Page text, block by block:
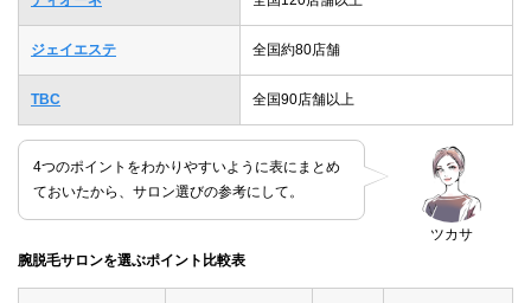
ジェイエステ 全国約80店舗
TBC 全国90店舗以上
ツカサ
4つのポイントをわかりやすいように表にまとめ
ておいたから、サロン選びの参考にして。
腕脱毛サロンを選ぶポイント比較表